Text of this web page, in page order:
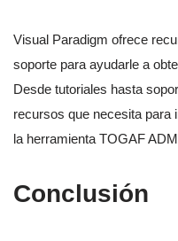
Visual Paradigm ofrece
soporte para ayudarle a
Desde tutoriales hasta
recursos que necesita para
la herramienta TOGAF
Conclusión